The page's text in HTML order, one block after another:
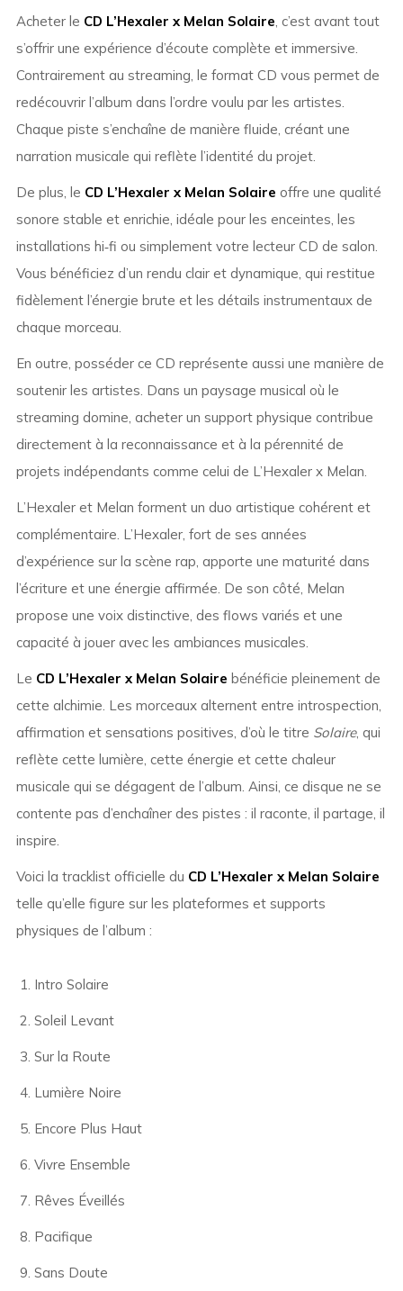
Acheter le CD L’Hexaler x Melan Solaire, c’est avant tout
s’offrir une expérience d’écoute complète et immersive.
Contrairement au streaming, le format CD vous permet de
redécouvrir l’album dans l’ordre voulu par les artistes.
Chaque piste s’enchaîne de manière fluide, créant une
narration musicale qui reflète l’identité du projet.
De plus, le CD L’Hexaler x Melan Solaire offre une qualité
sonore stable et enrichie, idéale pour les enceintes, les
installations hi‑fi ou simplement votre lecteur CD de salon.
Vous bénéficiez d’un rendu clair et dynamique, qui restitue
fidèlement l’énergie brute et les détails instrumentaux de
chaque morceau.
En outre, posséder ce CD représente aussi une manière de
soutenir les artistes. Dans un paysage musical où le
streaming domine, acheter un support physique contribue
directement à la reconnaissance et à la pérennité de
projets indépendants comme celui de L’Hexaler x Melan.
L’Hexaler et Melan forment un duo artistique cohérent et
complémentaire. L’Hexaler, fort de ses années
d’expérience sur la scène rap, apporte une maturité dans
l’écriture et une énergie affirmée. De son côté, Melan
propose une voix distinctive, des flows variés et une
capacité à jouer avec les ambiances musicales.
Le CD L’Hexaler x Melan Solaire bénéficie pleinement de
cette alchimie. Les morceaux alternent entre introspection,
affirmation et sensations positives, d’où le titre Solaire, qui
reflète cette lumière, cette énergie et cette chaleur
musicale qui se dégagent de l’album. Ainsi, ce disque ne se
contente pas d’enchaîner des pistes : il raconte, il partage, il
inspire.
Voici la tracklist officielle du CD L’Hexaler x Melan Solaire
telle qu’elle figure sur les plateformes et supports
physiques de l’album :
Intro Solaire
Soleil Levant
Sur la Route
Lumière Noire
Encore Plus Haut
Vivre Ensemble
Rêves Éveillés
Pacifique
Sans Doute